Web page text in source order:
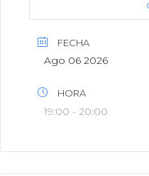
FECHA
Ago 06 2026
HORA
19:00 - 20:00